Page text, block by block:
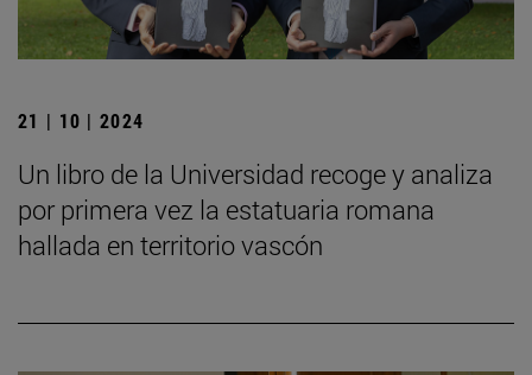
21 | 10 | 2024
Un libro de la Universidad recoge y analiza
por primera vez la estatuaria romana
hallada en territorio vascón